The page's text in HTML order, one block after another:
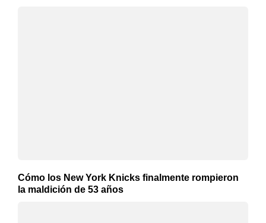
Cómo los New York Knicks finalmente rompieron
la maldición de 53 años